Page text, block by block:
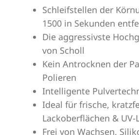
Schleifstellen der
1500 in Sekunden
Die aggressivste
von Scholl
Kein Antrocknen der
Polieren
Intelligente
Ideal für frische,
Lackoberflächen & UV-
Frei von Wachsen,